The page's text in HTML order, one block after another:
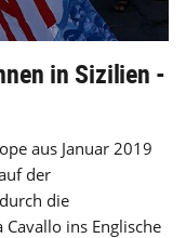
in Sizilien -
aus Januar 2019
der
die
ins Englische